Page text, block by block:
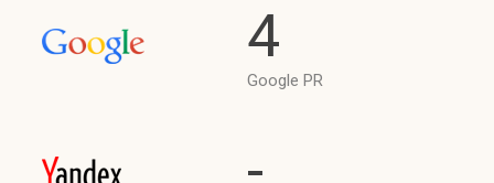
4
Google PR